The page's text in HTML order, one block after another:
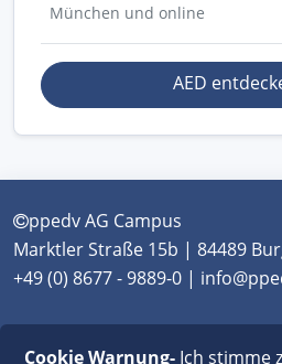
München und online
AED
ppedv AG Campus
Marktler Straße 15b | 84489
+49 (0) 8677 - 9889-0 |
Cookie Warnung-Ich stimme